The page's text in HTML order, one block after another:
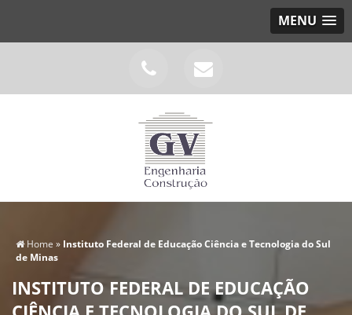
MENU
Home » Instituto Federal de Educação Ciência e Tecnologia do Sul
de Minas
INSTITUTO FEDERAL DE EDUCAÇÃO